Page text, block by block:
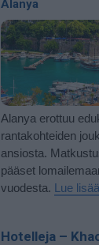
Alanya
Alanya erottuu
rantakohteiden
ansiosta.
pääset
vuodesta. Lue
Hotelleja –